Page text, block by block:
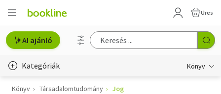
Üres
AI ajánló
Kategóriák Könyv
Életmód, egészség
Könyv Társadalomtudomány Jog